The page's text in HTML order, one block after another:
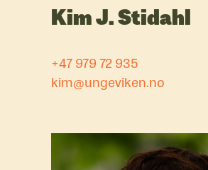
Kim J. Stidahl
+47 979 72 935
kim@ungeviken.no